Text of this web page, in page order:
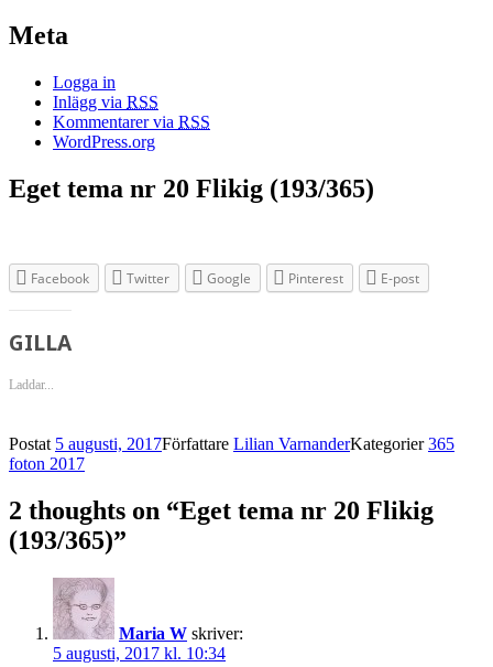
Meta
Logga in
Inlägg via RSS
Kommentarer via RSS
WordPress.org
Eget tema nr 20 Flikig (193/365)
Facebook Twitter Google Pinterest E-post
GILLA
Laddar...
Postat 5 augusti, 2017Författare Lilian VarnanderKategorier365
foton 2017
2 thoughts on “Eget tema nr 20 Flikig
(193/365)”
Maria W skriver:
5 augusti, 2017 kl. 10:34